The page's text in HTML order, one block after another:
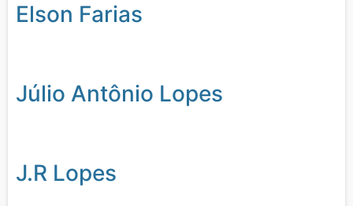
Elson Farias
Júlio Antônio Lopes
J.R Lopes